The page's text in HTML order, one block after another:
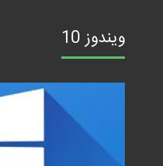
ویندوز 10